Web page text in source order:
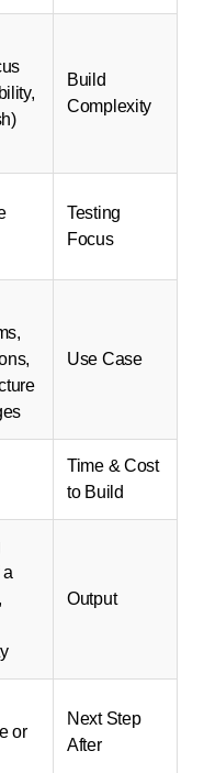
Low (focus
on feasibility,
not polish)
Can it be
Use Case
algorithms,
integrations,
infrastructure
challenges
Time &
demo of a
feasibility
Next Step
prototype or